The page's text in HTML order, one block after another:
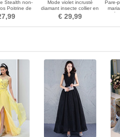
Stealth non-
Poitrine de
gorge
Mode violet incrusté
diamant insecte collier en
argent et pendentif
€ 29,99
Pare-
tissé